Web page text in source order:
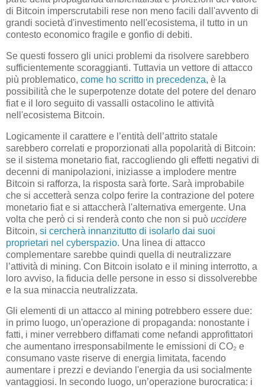
di Bitcoin imperscrutabili rese non meno facili dall'avvento di
grandi società d'investimento nell'ecosistema, il tutto in un
contesto economico fragile e gonfio di debiti.
Se questi fossero gli unici problemi da risolvere sarebbero
sufficientemente scoraggianti. Tuttavia un vettore di attacco
più problematico, come ho scritto in precedenza, è la
possibilità che le superpotenze dotate del potere del denaro
fiat e il loro seguito di vassalli ostacolino le attività
nell'ecosistema Bitcoin.
Logicamente il carattere e l’entità dell’attrito statale
sarebbero correlati e proporzionati alla popolarità di Bitcoin:
se il sistema monetario fiat, raccogliendo gli effetti negativi di
decenni di manipolazioni, iniziasse a implodere mentre
Bitcoin si rafforza, la risposta sarà forte. Sarà improbabile
che si accetterà senza colpo ferire la contrazione del potere
monetario fiat e si attaccherà l'alternativa emergente. Una
volta che però ci si renderà conto che non si può uccidere
Bitcoin, si cercherà innanzitutto di isolarlo dai suoi
proprietari nel cyberspazio. Una linea di attacco
complementare sarebbe quindi quella di neutralizzare
l’attività di mining. Con Bitcoin isolato e il mining interrotto, a
loro avviso, la fiducia delle persone in esso si dissolverebbe
e la sua minaccia neutralizzata.
Gli elementi di un attacco al mining potrebbero essere due:
in primo luogo, un'operazione di propaganda: nonostante i
fatti, i miner verrebbero diffamati come nefandi approfittatori
che aumentano irresponsabilmente le emissioni di CO₂ e
consumano vaste riserve di energia limitata, facendo
aumentare i prezzi e deviando l'energia da usi socialmente
vantaggiosi. In secondo luogo, un’operazione burocratica: i